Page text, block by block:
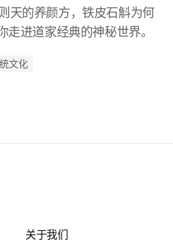
天的养颜方，铁皮石斛为何
走进道家经典的神秘世界。
文化
关于我们